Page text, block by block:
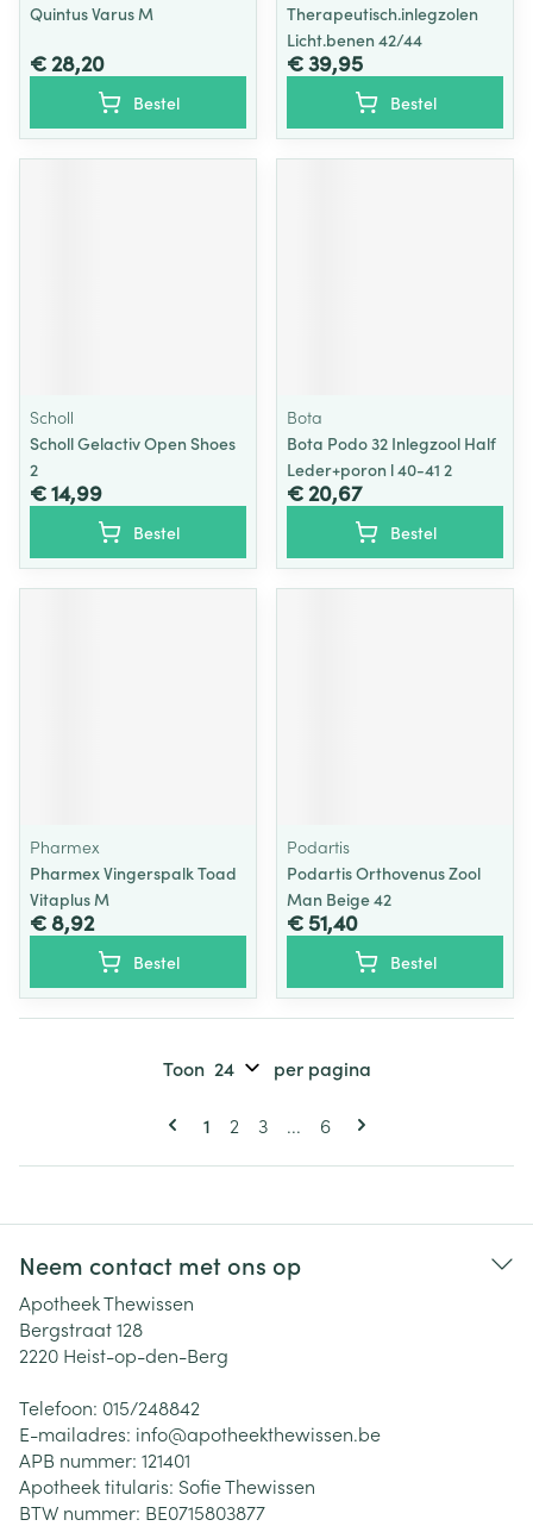
Quintus Varus M
€ 28,20
Bestel
Therapeutisch.inlegzolen
Licht.benen 42/44
€ 39,95
Bestel
Scholl
Scholl Gelactiv Open Shoes
2
€ 14,99
Bestel
Bota
Bota Podo 32 Inlegzool Half
Leder+poron l 40-41 2
€ 20,67
Bestel
Pharmex
Pharmex Vingerspalk Toad
Vitaplus M
€ 8,92
Bestel
Podartis
Podartis Orthovenus Zool
Man Beige 42
€ 51,40
Bestel
Pagina's
U lees momenteel pagina
1 Pagina
2 Pagina
3 ... Pagina
6
Toon per pagina
Neem contact met ons op
Apotheek Thewissen
Bergstraat 128
2220 Heist-op-den-Berg
Telefoon: 015/248842
E-mailadres: info@apotheekthewissen.be
APB nummer: 121401
Apotheek titularis: Sofie Thewissen
BTW nummer: BE0715803877